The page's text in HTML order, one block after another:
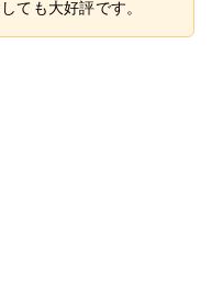
ても大好評です。